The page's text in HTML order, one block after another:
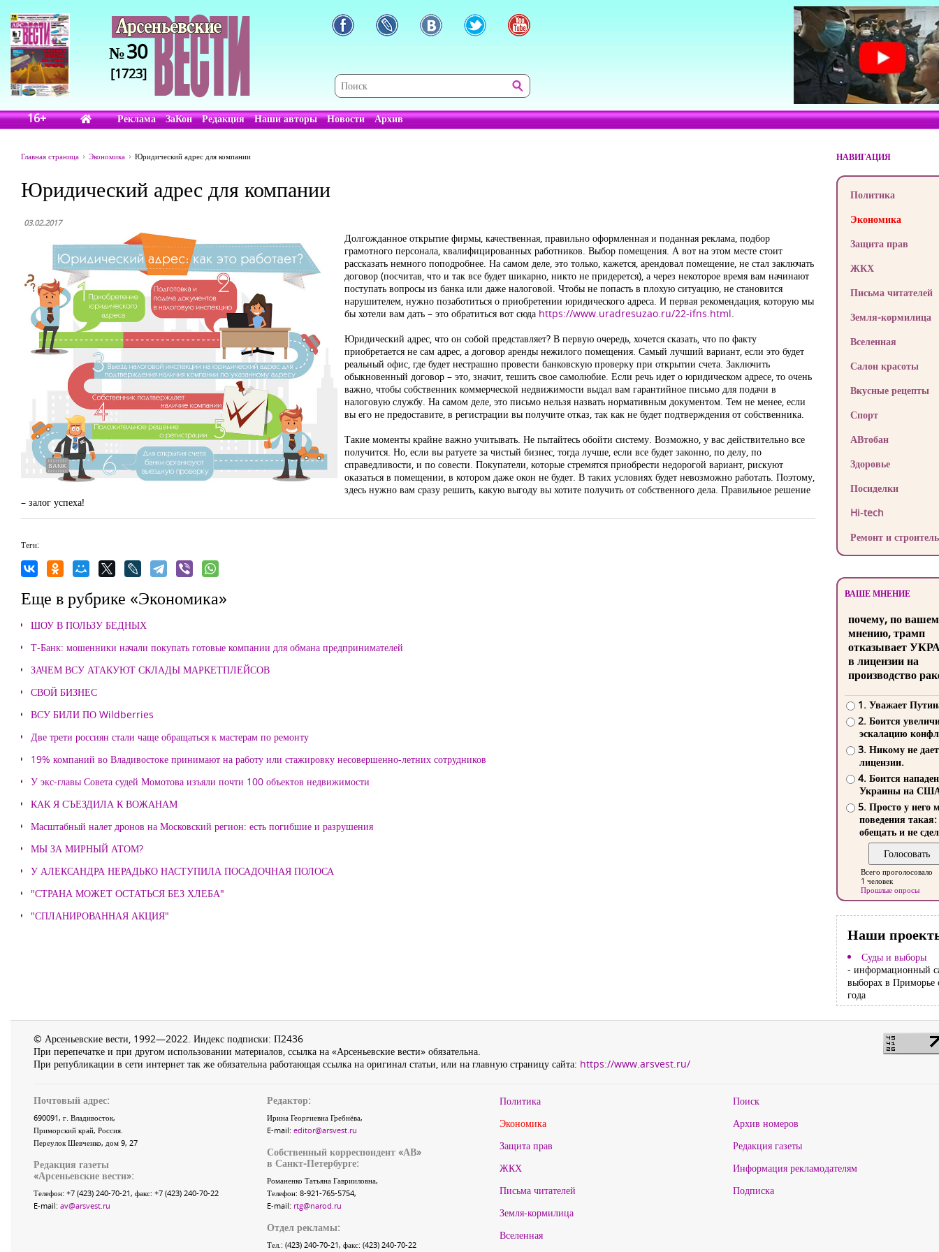
№30
[1723]
16+ Реклама ЗаКон Редакция Наши авторы Новости Архив
Главная страница Экономика Юридический адрес для компании
Юридический адрес для компании
03.02.2017
Долгожданное открытие фирмы, качественная, правильно оформленная и поданная реклама, подбор
грамотного персонала, квалифицированных работников. Выбор помещения. А вот на этом месте стоит
рассказать немного поподробнее. На самом деле, это только, кажется, арендовал помещение, не стал заключать
договор (посчитав, что и так все будет шикарно, никто не придерется), а через некоторое время вам начинают
поступать вопросы из банка или даже налоговой. Чтобы не попасть в плохую ситуацию, не становится
нарушителем, нужно позаботиться о приобретении юридического адреса. И первая рекомендация, которую мы
бы хотели вам дать – это обратиться вот сюда https://www.uradresuzao.ru/22-ifns.html.
Юридический адрес, что он собой представляет? В первую очередь, хочется сказать, что по факту
приобретается не сам адрес, а договор аренды нежилого помещения. Самый лучший вариант, если это будет
реальный офис, где будет нестрашно провести банковскую проверку при открытии счета. Заключить
обыкновенный договор – это, значит, тешить свое самолюбие. Если речь идет о юридическом адресе, то очень
важно, чтобы собственник коммерческой недвижимости выдал вам гарантийное письмо для подачи в
налоговую службу. На самом деле, это письмо нельзя назвать нормативным документом. Тем не менее, если
вы его не предоставите, в регистрации вы получите отказ, так как не будет подтверждения от собственника.
Такие моменты крайне важно учитывать. Не пытайтесь обойти систему. Возможно, у вас действительно все
получится. Но, если вы ратуете за чистый бизнес, тогда лучше, если все будет законно, по делу, по
справедливости, и по совести. Покупатели, которые стремятся приобрести недорогой вариант, рискуют
оказаться в помещении, в котором даже окон не будет. В таких условиях будет невозможно работать. Поэтому,
здесь нужно вам сразу решить, какую выгоду вы хотите получить от собственного дела. Правильное решение
– залог успеха!
Теги:
Еще в рубрике «Экономика»
ШОУ В ПОЛЬЗУ БЕДНЫХ
Т-Банк: мошенники начали покупать готовые компании для обмана предпринимателей
ЗАЧЕМ ВСУ АТАКУЮТ СКЛАДЫ МАРКЕТПЛЕЙСОВ
СВОЙ БИЗНЕС
ВСУ БИЛИ ПО Wildberries
Две трети россиян стали чаще обращаться к мастерам по ремонту
19% компаний во Владивостоке принимают на работу или стажировку несовершенно-летних сотрудников
У экс-главы Совета судей Момотова изъяли почти 100 объектов недвижимости
КАК Я СЪЕЗДИЛА К ВОЖАНАМ
Масштабный налет дронов на Московский регион: есть погибшие и разрушения
МЫ ЗА МИРНЫЙ АТОМ?
У АЛЕКСАНДРА НЕРАДЬКО НАСТУПИЛА ПОСАДОЧНАЯ ПОЛОСА
"СТРАНА МОЖЕТ ОСТАТЬСЯ БЕЗ ХЛЕБА"
"СПЛАНИРОВАННАЯ АКЦИЯ"
НАВИГАЦИЯ
Политика
Экономика
Защита прав
ЖКХ
Письма читателей
Земля-кормилица
Вселенная
Салон красоты
Вкусные рецепты
Спорт
АВтобан
Здоровье
Посиделки
Hi-tech
Ремонт и
ВАШЕ МНЕНИЕ
почему, по
мнению, трамп
отказывает
в лицензии на
производство
1. Уважает
2. Боится
эскалацию
3. Никому не
лицензии.
4. Боится
Украины на
5. Просто у него
поведения такая:
обещать и не
Всего проголосовало
1 человек
Прошлые опросы
Наши
Суды и выборы
- информационный
выборах в Приморье
года
© Арсеньевские вести, 1992—2022. Индекс подписки: П2436
При перепечатке и при другом использовании материалов, ссылка на «Арсеньевские вести» обязательна.
При републикации в сети интернет так же обязательна работающая ссылка на оригинал статьи, или на главную страницу сайта: https://www.arsvest.ru/
Почтовый адрес:
690091, г. Владивосток,
Приморский край, Россия.
Переулок Шевченко, дом 9, 27
Редакция газеты
«Арсеньевские вести»:
Телефон: +7 (423) 240-70-21, факс: +7 (423) 240-70-22
E-mail: av@arsvest.ru
Редактор:
Ирина Георгиевна Гребнёва,
E-mail: editor@arsvest.ru
Собственный корреспондент «АВ»
в Санкт-Петербурге:
Романенко Татьяна Гаврииловна,
Телефон: 8-921-765-5754,
E-mail: rtg@narod.ru
Отдел рекламы:
Тел.: (423) 240-70-21, факс: (423) 240-70-22
Политика
Экономика
Защита прав
ЖКХ
Письма читателей
Земля-кормилица
Вселенная
Поиск
Архив номеров
Редакция газеты
Информация рекламодателям
Подписка